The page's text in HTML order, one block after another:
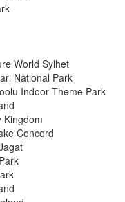
World Sylhet
National Park
Indoor Theme Park
Kingdom
Concord